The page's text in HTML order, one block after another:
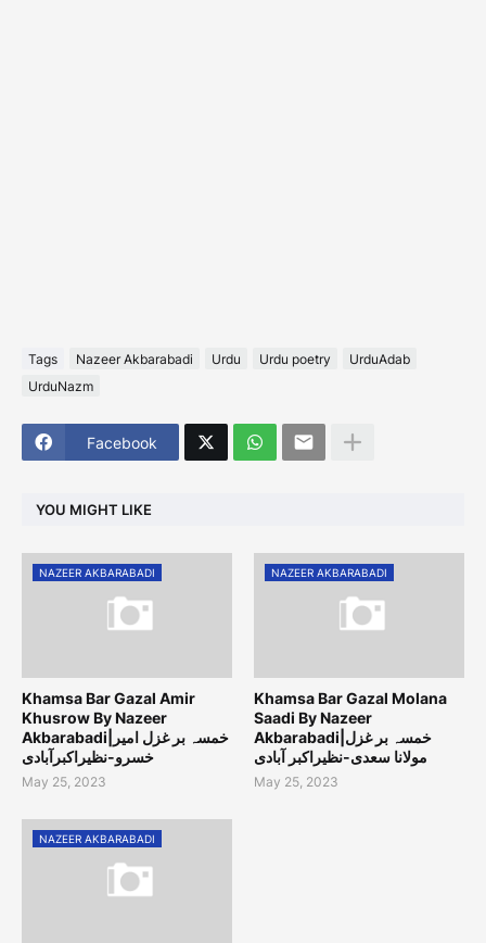
Tags Nazeer Akbarabadi Urdu Urdu poetry
UrduAdab
UrduNazm
Facebook
YOU MIGHT LIKE
NAZEER AKBARABADI
Khamsa Bar Gazal Amir
Khusrow By Nazeer
Akbarabadi|خمسہ بر غزل امیر
خسرو-نظیراکبرآبادی
May 25, 2023
NAZEER AKBARABADI
Khamsa Bar Gazal Molana
Saadi By Nazeer
Akbarabadi|خمسہ بر غزل
مولانا سعدی-نظیراکبر آبادی
May 25, 2023
NAZEER AKBARABADI